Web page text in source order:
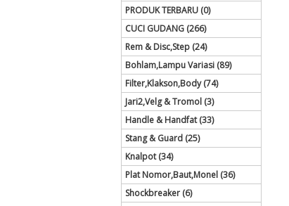
PRODUK TERBARU (0)
CUCI GUDANG (266)
Rem & Disc,Step (24)
Bohlam,Lampu Variasi (89)
Filter,Klakson,Body (74)
Jari2,Velg & Tromol (3)
Handle & Handfat (33)
Stang & Guard (25)
Knalpot (34)
Plat Nomor,Baut,Monel (36)
Shockbreaker (6)